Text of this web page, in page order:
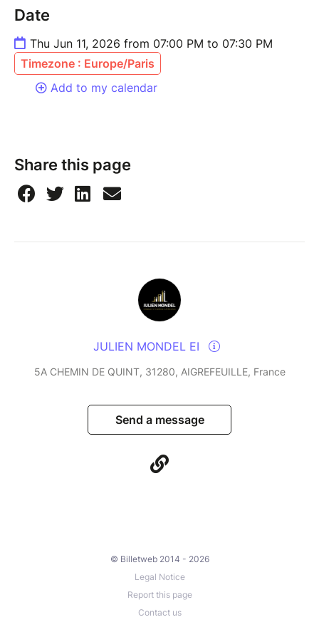
Date
Thu Jun 11, 2026 from 07:00 PM to 07:30 PM
Timezone : Europe/Paris
Add to my calendar
Share this page
JULIEN MONDEL EI
5A CHEMIN DE QUINT, 31280, AIGREFEUILLE, France
Send a message
© Billetweb 2014 - 2026
Legal Notice
Report this page
Contact us